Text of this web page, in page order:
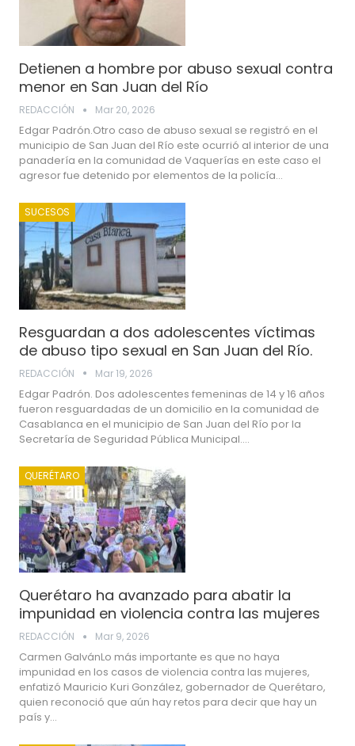
Detienen a hombre por abuso sexual contra
menor en San Juan del Río
REDACCIÓN Mar 20, 2026
Edgar Padrón.Otro caso de abuso sexual se registró en el
municipio de San Juan del Río este ocurrió al interior de una
panadería en la comunidad de Vaquerías en este caso el
agresor fue detenido por elementos de la policía…
SUCESOS
Resguardan a dos adolescentes víctimas
de abuso tipo sexual en San Juan del Río.
REDACCIÓN Mar 19, 2026
Edgar Padrón. Dos adolescentes femeninas de 14 y 16 años
fueron resguardadas de un domicilio en la comunidad de
Casablanca en el municipio de San Juan del Río por la
Secretaría de Seguridad Pública Municipal.…
QUERÉTARO
Querétaro ha avanzado para abatir la
impunidad en violencia contra las mujeres
REDACCIÓN Mar 9, 2026
Carmen GalvánLo más importante es que no haya
impunidad en los casos de violencia contra las mujeres,
enfatizó Mauricio Kuri González, gobernador de Querétaro,
quien reconoció que aún hay retos para decir que hay un
país y…